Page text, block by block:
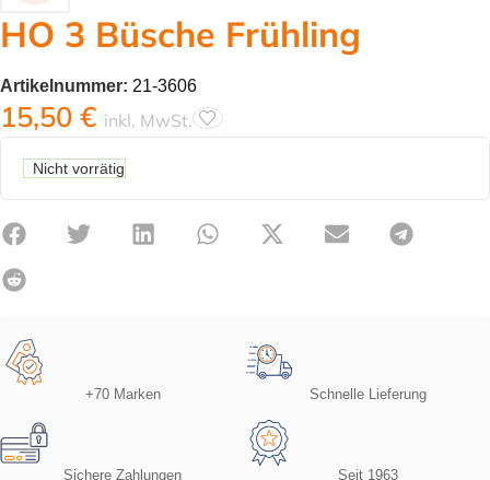
HO 3 Büsche Frühling
Artikelnummer: 21-3606
15,50 € inkl. MwSt.
Nicht vorrätig
+70 Marken Schnelle Lieferung
Sichere Zahlungen Seit 1963